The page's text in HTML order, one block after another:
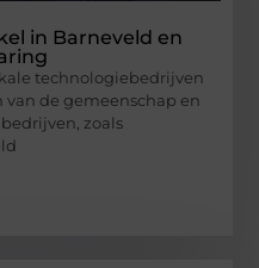
in Barneveld en
technologiebedrijven
van de gemeenschap en
zoals